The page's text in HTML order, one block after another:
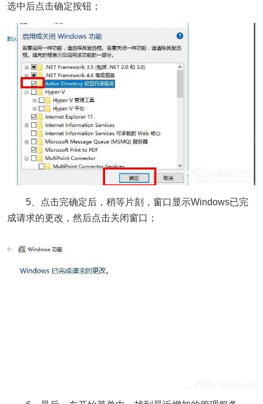
选中后点击确定按钮；
5、点击完确定后，稍等片刻，窗口显示Windows已完
成请求的更改，然后点击关闭窗口；